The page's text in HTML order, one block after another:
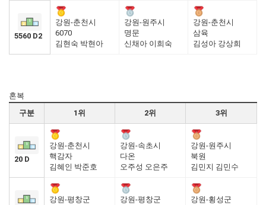
5560 D2
강원-춘천시
6070
김현숙 박현아
강원-원주시
명문
신채아 이희숙
강원-춘천시
삼육
김성아 강상희
혼복
구분
1위 2위 3위
20 D
강원-춘천시
핵감자
김혜인 박준호
강원-속초시
다온
오주성 오은주
강원-원주시
북원
김민지 김민수
강원-평창군
강원-평창군
강원-횡성군